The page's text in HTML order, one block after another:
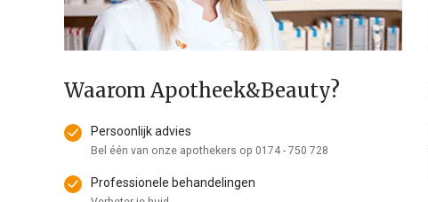
Waarom Apotheek&Beauty?
Persoonlijk advies
Bel één van onze apothekers op 0174 - 750 728
Professionele behandelingen